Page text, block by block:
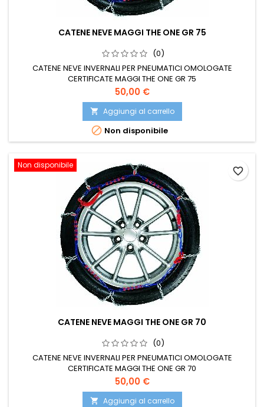
CATENE NEVE MAGGI THE ONE GR 75
(0)
CATENE NEVE INVERNALI PER PNEUMATICI OMOLOGATE
CERTIFICATE MAGGI THE ONE GR 75
Prezzo
50,00 €
 Aggiungi al carrello
 Non disponibile
Non disponibile
CATENE NEVE MAGGI THE ONE GR 70
(0)
CATENE NEVE INVERNALI PER PNEUMATICI OMOLOGATE
CERTIFICATE MAGGI THE ONE GR 70
Prezzo
50,00 €
 Aggiungi al carrello
favorite_border